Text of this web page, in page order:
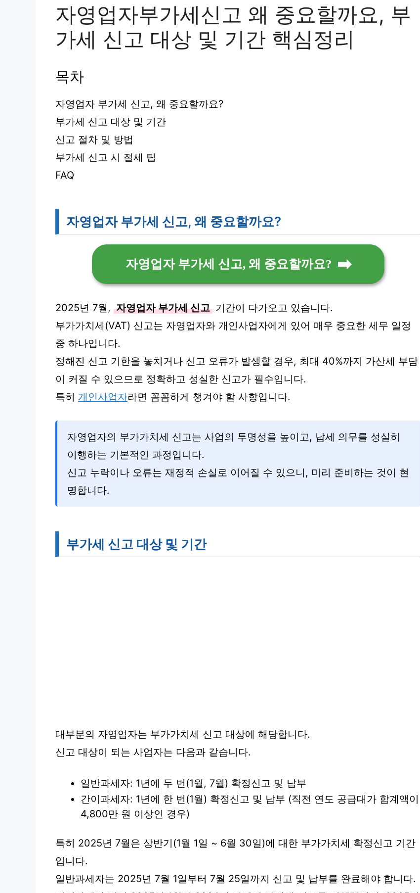
자영업자부가세신고 왜 중요할까요, 부
가세 신고 대상 및 기간 핵심정리
목차
자영업자 부가세 신고, 왜 중요할까요?
부가세 신고 대상 및 기간
신고 절차 및 방법
부가세 신고 시 절세 팁
FAQ
자영업자 부가세 신고, 왜 중요할까요?
자영업자 부가세 신고, 왜 중요할까요?
2025년 7월, 자영업자 부가세 신고 기간이 다가오고 있습니다.
부가가치세(VAT) 신고는 자영업자와 개인사업자에게 있어 매우 중요한 세무 일정
중 하나입니다.
정해진 신고 기한을 놓치거나 신고 오류가 발생할 경우, 최대 40%까지 가산세 부담
이 커질 수 있으므로 정확하고 성실한 신고가 필수입니다.
특히 개인사업자라면 꼼꼼하게 챙겨야 할 사항입니다.
자영업자의 부가가치세 신고는 사업의 투명성을 높이고, 납세 의무를 성실히
이행하는 기본적인 과정입니다.
신고 누락이나 오류는 재정적 손실로 이어질 수 있으니, 미리 준비하는 것이 현
명합니다.
부가세 신고 대상 및 기간
대부분의 자영업자는 부가가치세 신고 대상에 해당합니다.
신고 대상이 되는 사업자는 다음과 같습니다.
일반과세자: 1년에 두 번(1월, 7월) 확정신고 및 납부
간이과세자: 1년에 한 번(1월) 확정신고 및 납부 (직전 연도 공급대가 합계액이
4,800만 원 이상인 경우)
특히 2025년 7월은 상반기(1월 1일 ~ 6월 30일)에 대한 부가가치세 확정신고 기간
입니다.
일반과세자는 2025년 7월 1일부터 7월 25일까지 신고 및 납부를 완료해야 합니다.